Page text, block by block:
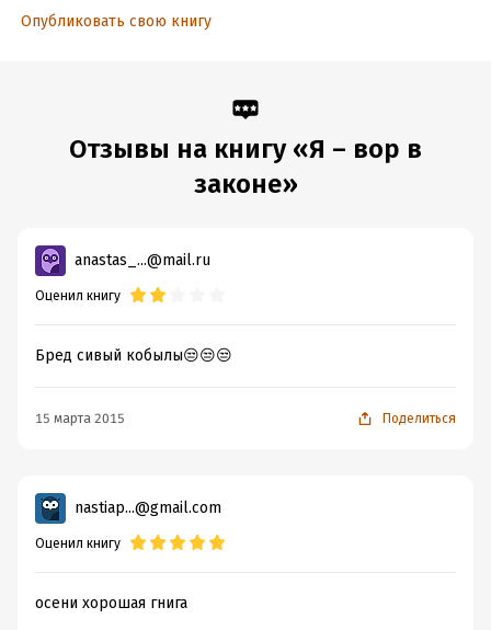
Опубликовать свою книгу
Отзывы на книгу «Я – вор в
законе»
anastas_...@mail.ru
Оценил книгу
Бред сивый кобылы😒😒😒
15 марта 2015 Поделиться
nastiap...@gmail.com
Оценил книгу
осени хорошая гнига